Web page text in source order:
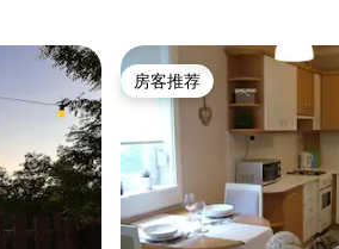
房客推荐
房客推荐